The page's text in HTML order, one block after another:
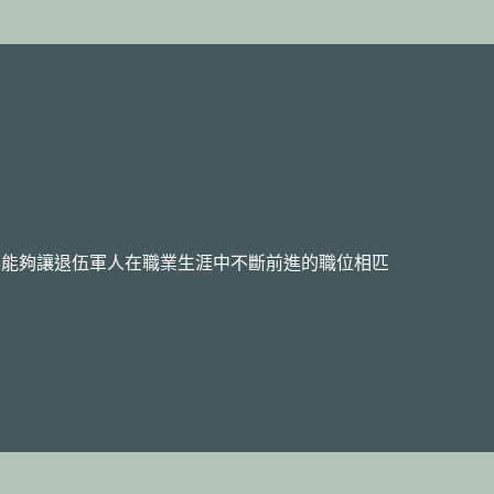
夠讓退伍軍人在職業生涯中不斷前進的職位相匹